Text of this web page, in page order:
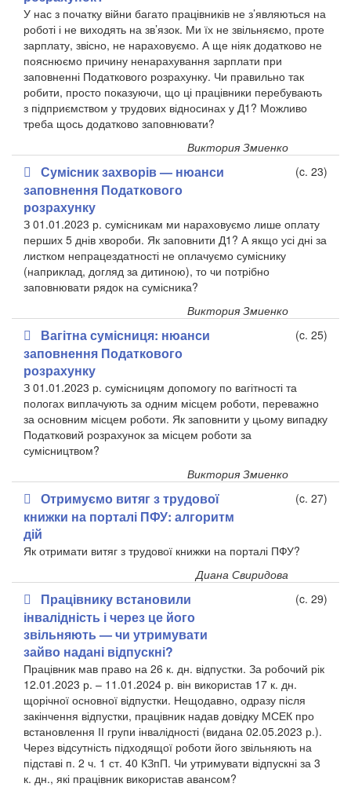
У нас з початку війни багато працівників не з’являються на
роботі і не виходять на зв’язок. Ми їх не звільняємо, проте
зарплату, звісно, не нараховуємо. А ще ніяк додатково не
пояснюємо причину ненарахування зарплати при
заповненні Податкового розрахунку. Чи правильно так
робити, просто показуючи, що ці працівники перебувають
з підприємством у трудових відносинах у Д1? Можливо
треба щось додатково заповнювати?
Виктория Змиенко
Сумісник захворів — нюанси
заповнення Податкового
розрахунку
(c. 23)
З 01.01.2023 р. сумісникам ми нараховуємо лише оплату
перших 5 днів хвороби. Як заповнити Д1? А якщо усі дні за
листком непрацездатності не оплачуємо суміснику
(наприклад, догляд за дитиною), то чи потрібно
заповнювати рядок на сумісника?
Виктория Змиенко
Вагітна сумісниця: нюанси
заповнення Податкового
розрахунку
(c. 25)
З 01.01.2023 р. сумісницям допомогу по вагітності та
пологах виплачують за одним місцем роботи, переважно
за основним місцем роботи. Як заповнити у цьому випадку
Податковий розрахунок за місцем роботи за
сумісництвом?
Виктория Змиенко
Отримуємо витяг з трудової
книжки на порталі ПФУ: алгоритм
дій
(c. 27)
Як отримати витяг з трудової книжки на порталі ПФУ?
Диана Свиридова
Працівнику встановили
інвалідність і через це його
звільняють — чи утримувати
зайво надані відпускні?
(c. 29)
Працівник мав право на 26 к. дн. відпустки. За робочий рік
12.01.2023 р. – 11.01.2024 р. він використав 17 к. дн.
щорічної основної відпустки. Нещодавно, одразу після
закінчення відпустки, працівник надав довідку МСЕК про
встановлення ІІ групи інвалідності (видана 02.05.2023 р.).
Через відсутність підходящої роботи його звільняють на
підставі п. 2 ч. 1 ст. 40 КЗпП. Чи утримувати відпускні за 3
к. дн., які працівник використав авансом?